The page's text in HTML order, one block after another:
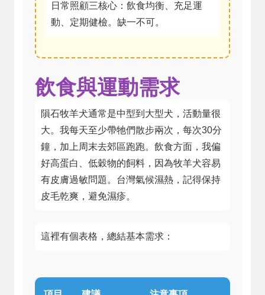
日常照顧三核心：飲食均衡、充足運
動、定期健檢。缺一不可。
飲食與運動需求
隕石牧羊犬通常是中型到大型犬，活動量很
大。我每天至少帶牠們散步兩次，每次30分
鐘，加上周末去郊區跑跑。飲食方面，我偏
好高蛋白、低穀物的飼料，因為牧羊犬容易
有皮膚過敏問題。台灣氣候濕熱，記得保持
皮毛乾爽，避免濕疹。
這裡有個表格，總結基本需求：